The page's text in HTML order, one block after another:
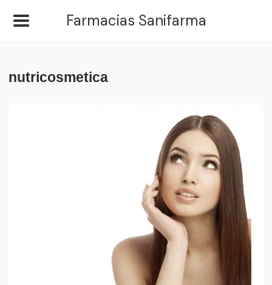
Farmacias Sanifarma
nutricosmetica